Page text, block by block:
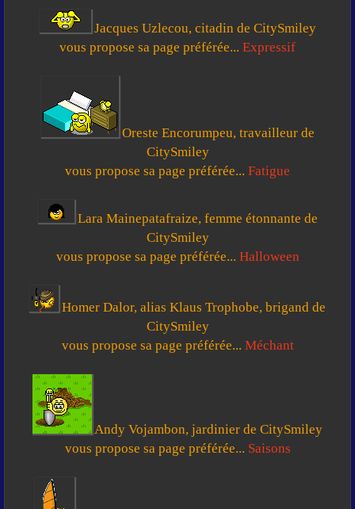
Jacques Uzlecou, citadin de CitySmiley
vous propose sa page préférée... Expressif
Oreste Encorumpeu, travailleur de
CitySmiley
vous propose sa page préférée... Fatigue
Lara Mainepatafraize, femme étonnante de
CitySmiley
vous propose sa page préférée... Halloween
Homer Dalor, alias Klaus Trophobe, brigand de
CitySmiley
vous propose sa page préférée... Méchant
Andy Vojambon, jardinier de CitySmiley
vous propose sa page préférée... Saisons